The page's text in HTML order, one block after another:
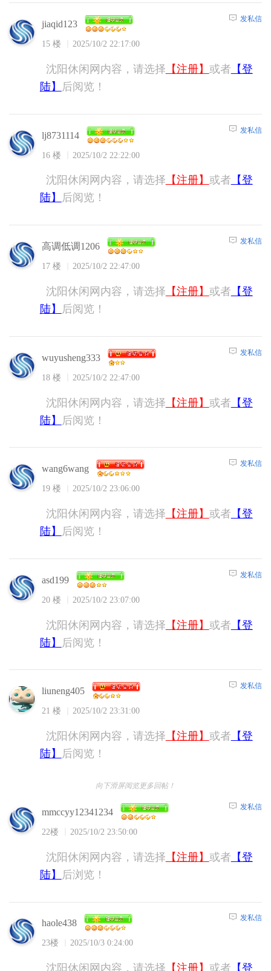
jiaqid123
15 楼 2025/10/2 22:17:00
发私信
沈阳休闲网内容，请选择 【注册】 或者 【登
陆】
后阅览！
lj8731114
16 楼 2025/10/2 22:22:00
发私信
沈阳休闲网内容，请选择 【注册】 或者 【登
陆】
后阅览！
高调低调1206
17 楼 2025/10/2 22:47:00
发私信
沈阳休闲网内容，请选择 【注册】 或者 【登
陆】
后阅览！
wuyusheng333
18 楼 2025/10/2 22:47:00
发私信
沈阳休闲网内容，请选择 【注册】 或者 【登
陆】
后阅览！
wang6wang
19 楼 2025/10/2 23:06:00
发私信
沈阳休闲网内容，请选择 【注册】 或者 【登
陆】
后阅览！
asd199
20 楼 2025/10/2 23:07:00
发私信
沈阳休闲网内容，请选择 【注册】 或者 【登
陆】
后阅览！
liuneng405
21 楼 2025/10/2 23:31:00
发私信
沈阳休闲网内容，请选择 【注册】 或者 【登
陆】
后阅览！
向下滑屏阅览更多回帖！
mmccyy12341234
22楼 2025/10/2 23:50:00
发私信
沈阳休闲网内容，请选择 【注册】 或者 【登
陆】
后浏览！
haole438
23楼 2025/10/3 0:24:00
发私信
沈阳休闲网内容，请选择 【注册】 或者 【登